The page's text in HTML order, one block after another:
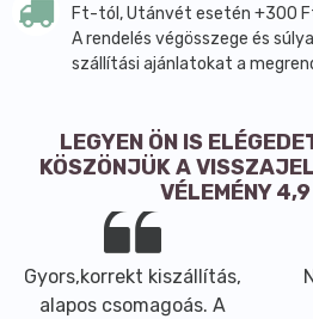
Az aktív összetevők a C-
bioflavonoidok és a
további összetevői és
mikrokristályos cellulóz,
cellulóz, csipkebogyó kivonat,
szilícium-dioxid, zsírsavak
citrus bioflavonoidok, poli(vinil-
vasoxid sárga színezék. Az
eredete Kína. Az étrend-
kiegyensúlyozott, vegyes
Ft-tól, Utánvét esetén +300
A rendelés végösszege és
szállítási ajánlatokat a
LEGYEN ÖN IS
KÖSZÖNJÜK A
VÉLEMÉNY
Gyors,korrekt kiszállítás,
alapos csomagoás. A